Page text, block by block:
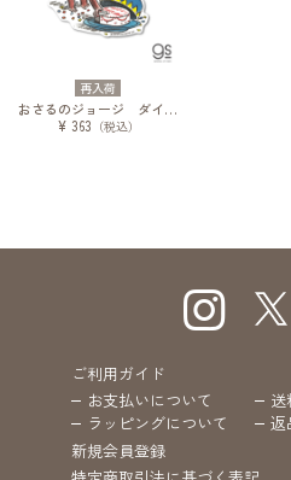
再入荷
おさるのジョージ ダイカットステッカー 絵本 Happy birthday
¥ 363 （税込）
ご利用ガイド
お支払いについて
送
ラッピングについて
返
新規会員登録